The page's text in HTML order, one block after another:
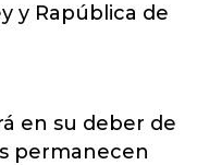
y Rapública de
en su deber de
permanecen